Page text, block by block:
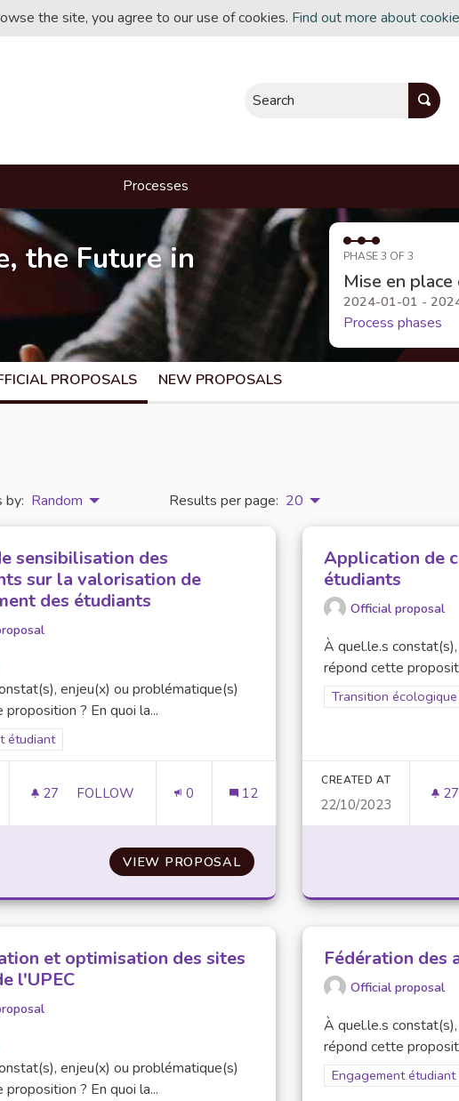
the site, you agree to our use of cookies. Find out more about
Search
Processes
the Future in
PHASE 3 OF 3
Mise en
2024-01-01 -
Process phases
PROPOSALS NEW PROPOSALS
by: Random Results per page: 20
sensibilisation des
sur la valorisation de
des étudiants
enjeu(x) ou problématique(s)
? En quoi la...
scope: Engagement étudiant
étudiant
27 27 FOLLOWERS
FOLLOW
ACTIONS DE SENSIBILISATION DES ENSEIGNANTS SUR
0 12
VIEW PROPOSALACTIONS DE SENSIBILISATION
Application de
étudiants
Official proposal
À quel.le.s
répond cette
Filter results for
Transition
CREATED AT
22/10/2023
27
et optimisation des sites
l'UPEC
enjeu(x) ou problématique(s)
? En quoi la...
Fédération des
Official proposal
À quel.le.s
répond cette
Filter results for
Engagement étudiant